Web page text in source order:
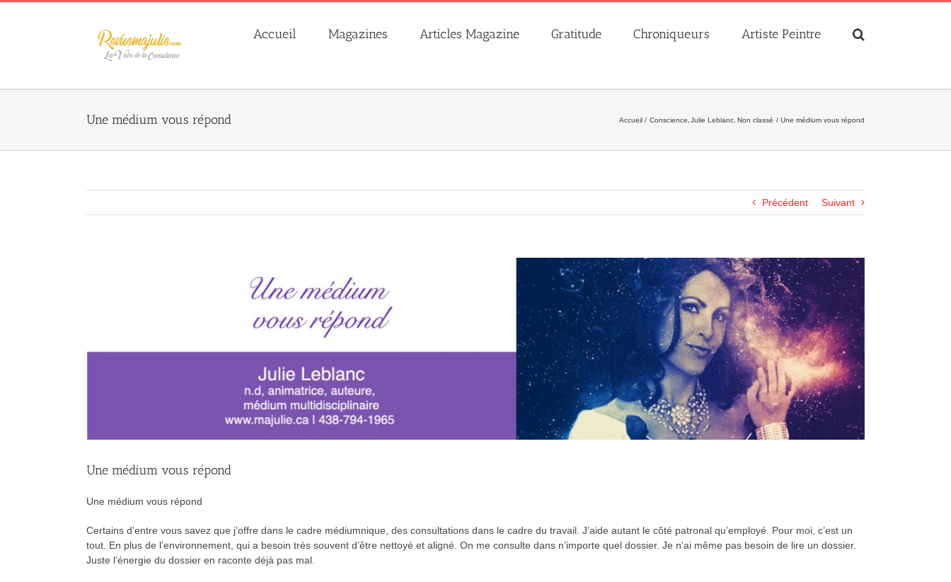
Skip
Accueil Magazines Articles Magazine Gratitude Chroniqueurs Artiste Peintre
Une médium vous répond Accueil Conscience Julie Leblanc Non classé Une médium vous répond
Précédent Suivant
Une médium vous répond
Une médium vous répond
Certains d’entre vous savez que j’offre dans le cadre médiumnique, des consultations dans le cadre du travail. J’aide autant le côté patronal qu’employé. Pour moi, c’est un
tout. En plus de l’environnement, qui a besoin très souvent d’être nettoyé et aligné. On me consulte dans n’importe quel dossier. Je n’ai même pas besoin de lire un dossier.
Juste l’énergie du dossier en raconte déjà pas mal.